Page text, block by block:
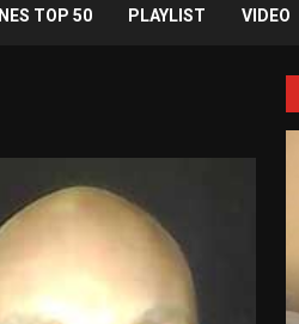
TOP 50 PLAYLIST VIDEO
getrouwd met Travis